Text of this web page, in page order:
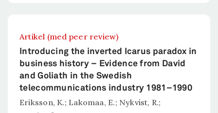
Sammanfattning
Rapporten analyserar hur beskattningen av
förvärvsinkomster påverkar Sveriges
innovationsförmåga. Fokus ligger på hur
marginalskatter och skattesystemets
utformning påverkar humankapital,
Artikel (med peer review)
Introducing the inverted Icarus paradox in
business history – Evidence from David
and Goliath in the Swedish
telecommunications industry 1981–1990
Eriksson, K.; Lakomaa, E.; Nykvist, R.;